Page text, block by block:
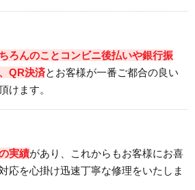
ろんのことコンビニ後払いや銀行振
QR決済とお客様が一番ご都合の良い
けます。
実績があり、これからもお客様にお喜
応を心掛け迅速丁寧な修理をいたしま